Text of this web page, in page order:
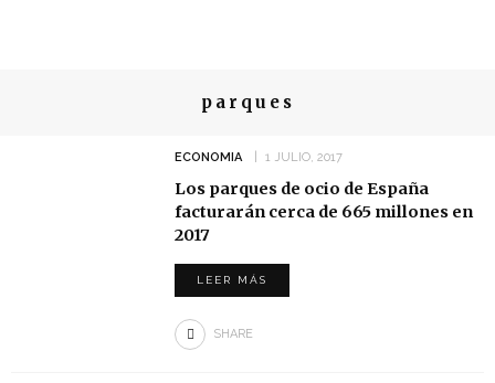
parques
ECONOMIA 1 JULIO, 2017
Los parques de ocio de España
facturarán cerca de 665 millones en
2017
LEER MÁS
SHARE